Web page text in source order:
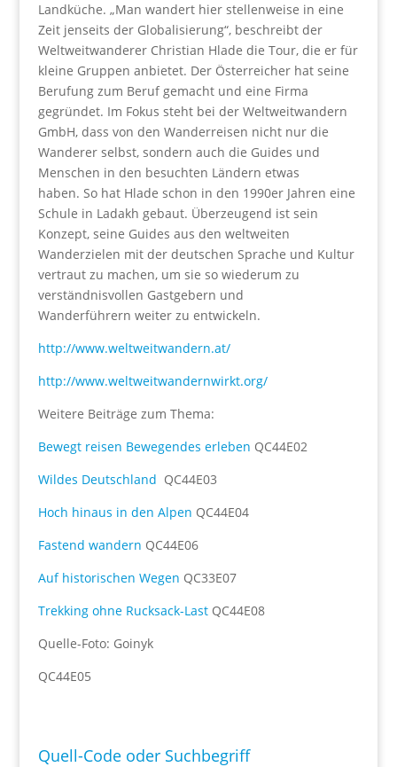
Landküche. „Man wandert hier stellenweise in eine
Zeit jenseits der Globalisierung“, beschreibt der
Weltweitwanderer Christian Hlade die Tour, die er für
kleine Gruppen anbietet. Der Österreicher hat seine
Berufung zum Beruf gemacht und eine Firma
gegründet. Im Fokus steht bei der Weltweitwandern
GmbH, dass von den Wanderreisen nicht nur die
Wanderer selbst, sondern auch die Guides und
Menschen in den besuchten Ländern etwas
haben. So hat Hlade schon in den 1990er Jahren eine
Schule in Ladakh gebaut. Überzeugend ist sein
Konzept, seine Guides aus den weltweiten
Wanderzielen mit der deutschen Sprache und Kultur
vertraut zu machen, um sie so wiederum zu
verständnisvollen Gastgebern und
Wanderführern weiter zu entwickeln.
http://www.weltweitwandern.at/
http://www.weltweitwandernwirkt.org/
Weitere Beiträge zum Thema:
Bewegt reisen Bewegendes erleben QC44E02
Wildes Deutschland QC44E03
Hoch hinaus in den Alpen QC44E04
Fastend wandern QC44E06
Auf historischen Wegen QC33E07
Trekking ohne Rucksack-LastQC44E08
Quelle-Foto: Goinyk
QC44E05
Quell-Code oder Suchbegriff